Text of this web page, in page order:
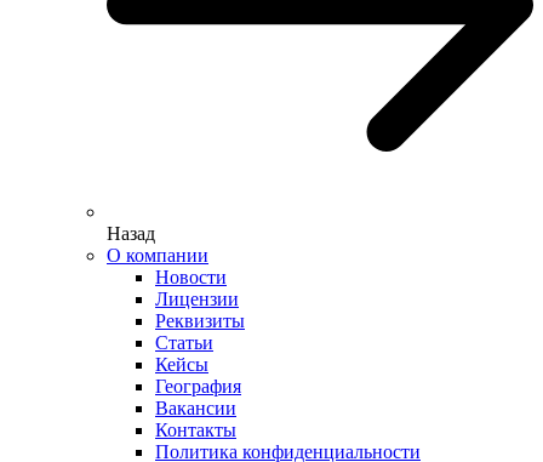
Назад
О компании
Новости
Лицензии
Реквизиты
Статьи
Кейсы
География
Вакансии
Контакты
Политика конфиденциальности